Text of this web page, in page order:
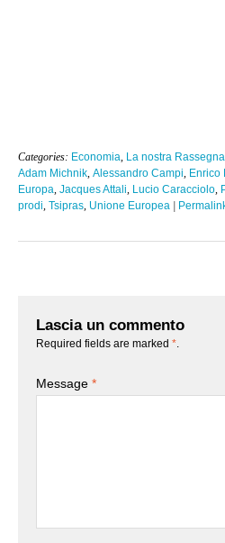
Categories: Economia La nostra Rassegna
Adam Michnik Alessandro Campi Enrico
Europa Jacques Attali Lucio Caracciolo
prodi Tsipras Unione Europea |
Lascia un commento
Required fields are marked *
Message *